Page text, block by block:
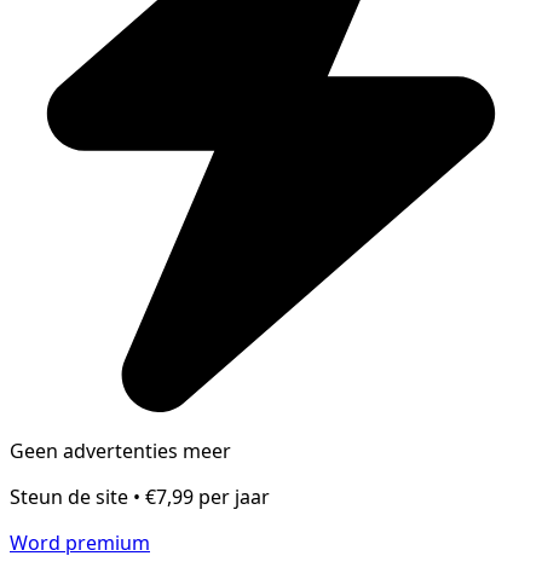
Geen advertenties meer
Steun de site • €7,99 per jaar
Word premium